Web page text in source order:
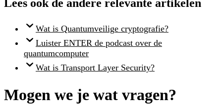
Lees ook de andere relevante artikelen
Wat is Quantumveilige cryptografie?
Luister ENTER de podcast over de
quantumcomputer
Wat is Transport Layer Security?
Mogen we je wat vragen?